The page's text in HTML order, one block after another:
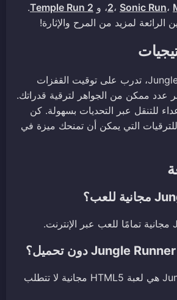
2، Sonic Run، ، و Temple Run 2
.
لمزيد من المرح والإثارة!
للتفوق في Jungle Runner، تدرب على توقيت القفزات
عدد ممكن من الجواهر لترقية قدراتك.
للتنقل عبر التحديات بسهولة. كن
التي يمكن أن تمنحك ميزة في
بالطبع! Jungle Runner هي لعبة HTML5 مجانية لا تتطلب